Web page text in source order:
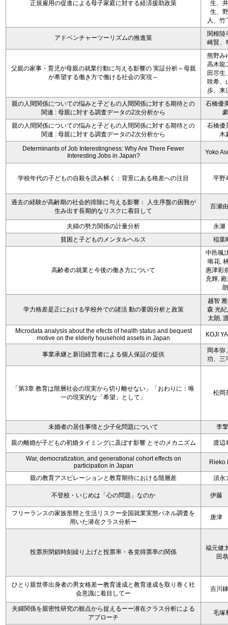
正規雇用の促進による母子家庭に対する経済援助政策
生、
生、
人、竹
アドベンチャーツーリズムの推進策
関根陸
崎賢、
父親の家事・育児が母親の就業行動に与える影響の 実証分析～母親
が希望する働き方で働ける社会の実現～
熊野み
高木龍
田尽生
咲希、
歩、来
親の人間関係についての悩みと子どもの人間関係に対する期待との
関連 : 母親に対する調査データの2次分析から
石橋優
豪
親の人間関係についての悩みと子どもの人間関係に対する期待との
関連 : 母親に対する調査データの2次分析から
石橋優
木
Determinants of Job Interestingness: Why Are There Fewer
Interesting Jobs in Japan?
Yoko
学校年代の子どもの自殺を読み解く：背景にある格差への注目 平野
過去の経験が高齢期の社会的排除に与える影響： 人生序盤の困難が
生み出す長期的なリスクに着目して
百瀬
夫婦の勢力関係の計量分析
永
貧困と子どものメンタルヘルス
稲葉
高齢者の就業と今後の働き方について
中邑颯
唯花,
惠津彩
充輝,
朗
学力格差是正における学校外での諸活 動の要因分析と政策
越智
森 光紀
太朗,
Microdata analysis about the efects of health status and bequest
motive on the elderly household assets in Japan
KOJI
事業承継と新旧経営者による個人保証の提供
岡本弥
功、三
「第3章 教育は階層社会の現実から切り離せない」「おわりに：唯
一の現実的な「希望」として」
松岡
未婚者の居住事情と少子化問題について 李
親の離婚が子どもの初婚タイミングに及ぼす影響 とそのメカニズム 渡辺
War, democratization, and generational cohort effects on
participation in Japan
Rieko
親の教育アスピレーションと教育期待における階層差 須永
不登校・いじめは「心の問題」なのか 伊藤
フリーランスの家族形態と生活リスクー全国就業実態パネル調査を
用いた潜在クラス分析ー
唐津
投票所閉鎖時刻繰り上げと投票率・各党得票率の関係
福元健
田
ひとり親世帯出身者の男女格差ー教育達成と教育達成を取り巻く社
会意識に着目してー
吉川
夫婦関係を親密性研究の観点から捉えるーー潜在クラス分析による
アプローチ
毛塚